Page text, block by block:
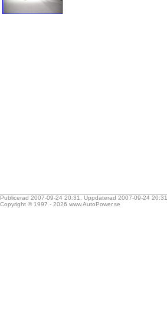
Publicerad 2007-09-24 20:31. Uppdaterad 2007-09-24 20:31.
Copyright © 1997 - 2026 www.AutoPower.se